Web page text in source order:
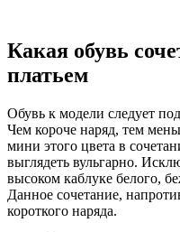
Какая обувь
платьем
Обувь к модели следует
Чем короче наряд, тем
мини этого цвета в
выглядеть вульгарно.
высоком каблуке белого,
Данное сочетание,
короткого наряда.